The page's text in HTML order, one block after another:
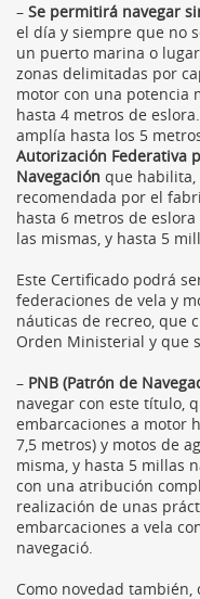
– Se permitirá navegar
el día y siempre que no
un puerto marina o
zonas delimitadas por
motor con una potencia
hasta 4 metros de
amplía hasta los 5
Autorización Federativa
Navegación que habilita,
recomendada por el
hasta 6 metros de
las mismas, y hasta 5
Este Certificado podrá
federaciones de vela y
náuticas de recreo, que
Orden Ministerial y que
– PNB (Patrón de
navegar con este título,
embarcaciones a motor
7,5 metros) y motos de
misma, y hasta 5 millas
con una atribución
realización de unas
embarcaciones a vela
navegació.
Como novedad